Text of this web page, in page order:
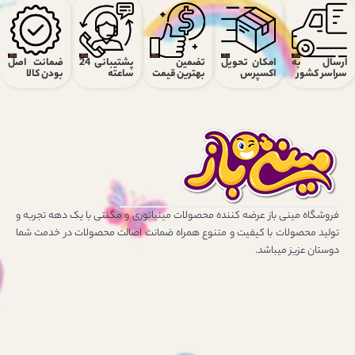
ارسال به
سراسر کشور
امکان تحویل
اکسپرس
تضمین
بهترین قیمت
پشتیبانی 24
ساعته
ضمانت اصل
بودن کالا
فروشگاه مینی باز عرضه کننده محصولات مینیاتوری و مگنتی با یک دهه تجربه و
تولید محصولات با کیفیت و متنوع همراه ضمانت اصالت محصولات در خدمت شما
دوستان عزیز میباشد.